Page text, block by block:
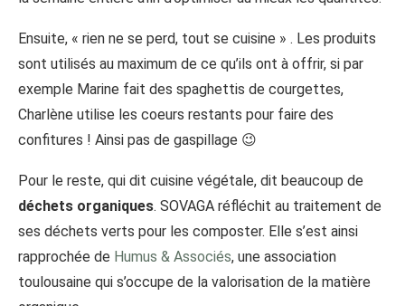
Ensuite, « rien ne se perd, tout se cuisine » . Les produits
sont utilisés au maximum de ce qu’ils ont à offrir, si par
exemple Marine fait des spaghettis de courgettes,
Charlène utilise les coeurs restants pour faire des
confitures ! Ainsi pas de gaspillage 😉
Pour le reste, qui dit cuisine végétale, dit beaucoup de
déchets organiques. SOVAGA réfléchit au traitement de
ses déchets verts pour les composter. Elle s’est ainsi
rapprochée de Humus & Associés, une association
toulousaine qui s’occupe de la valorisation de la matière